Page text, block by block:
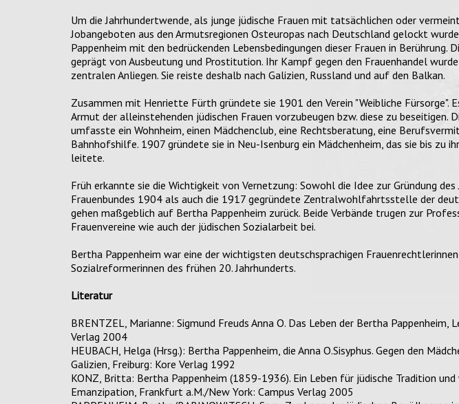
Um die Jahrhundertwende, als junge jüdische Frauen mit tatsächlichen oder
Jobangeboten aus den Armutsregionen Osteuropas nach Deutschland gelockt
Pappenheim mit den bedrückenden Lebensbedingungen dieser Frauen in Berührung.
geprägt von Ausbeutung und Prostitution. Ihr Kampf gegen den Frauenhandel
zentralen Anliegen. Sie reiste deshalb nach Galizien, Russland und auf den Balkan.
Zusammen mit Henriette Fürth gründete sie 1901 den Verein "Weibliche Fürsorge".
Armut der alleinstehenden jüdischen Frauen vorzubeugen bzw. diese zu beseitigen.
umfasste ein Wohnheim, einen Mädchenclub, eine Rechtsberatung, eine
Bahnhofshilfe. 1907 gründete sie in Neu-Isenburg ein Mädchenheim, das sie bis zu
leitete.
Früh erkannte sie die Wichtigkeit von Vernetzung: Sowohl die Idee zur Gründung des
Frauenbundes 1904 als auch die 1917 gegründete Zentralwohlfahrtsstelle der
gehen maßgeblich auf Bertha Pappenheim zurück. Beide Verbände trugen zur
Frauenvereine wie auch der jüdischen Sozialarbeit bei.
Bertha Pappenheim war eine der wichtigsten deutschsprachigen
Sozialreformerinnen des frühen 20. Jahrhunderts.
Literatur
BRENTZEL, Marianne: Sigmund Freuds Anna O. Das Leben der Bertha Pappenheim,
Verlag 2004
HEUBACH, Helga (Hrsg.): Bertha Pappenheim, die Anna O.Sisyphus. Gegen den
Galizien, Freiburg: Kore Verlag 1992
KONZ, Britta: Bertha Pappenheim (1859-1936). Ein Leben für jüdische Tradition und
Emanzipation, Frankfurt a.M./New York: Campus Verlag 2005